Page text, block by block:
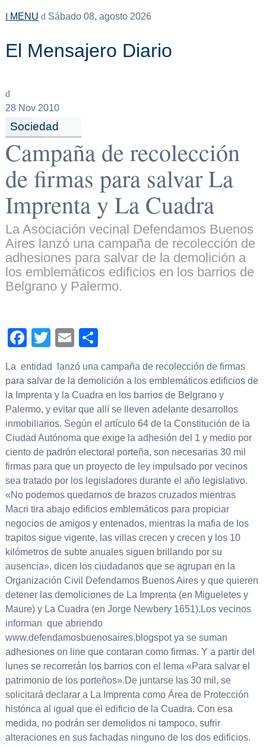
MENU Sábado 08, agosto 2026
El Mensajero Diario
28Nov 2010
Sociedad
Campaña de recolección
de firmas para salvar La
Imprenta y La Cuadra
La Asociación vecinal Defendamos Buenos
Aires lanzó una campaña de recolección de
adhesiones para salvar de la demolición a
los emblemáticos edificios en los barrios de
Belgrano y Palermo.
Facebook
TwitterEmail
La entidad lanzó una campaña de recolección de firmas
para salvar de la demolición a los emblemáticos edificios de
la Imprenta y la Cuadra en los barrios de Belgrano y
Palermo, y evitar que allí se lleven adelante desarrollos
inmobiliarios. Según el artículo 64 de la Constitución de la
Ciudad Autónoma que exige la adhesión del 1 y medio por
ciento de padrón electoral porteña, son necesarias 30 mil
firmas para que un proyecto de ley impulsado por vecinos
sea tratado por los legisladores durante el año legislativo.
«No podemos quedarnos de brazos cruzados mientras
Macri tira abajo edificios emblemáticos para propiciar
negocios de amigos y entenados, mientras la mafia de los
trapitos sigue vigente, las villas crecen y crecen y los 10
kilómetros de subte anuales siguen brillando por su
ausencia», dicen los ciudadanos que se agrupan en la
Organización Civil Defendamos Buenos Aires y que quieren
detener las demoliciones de La Imprenta (en Migueletes y
Maure) y La Cuadra (en Jorge Newbery 1651).Los vecinos
informan que abriendo
www.defendamosbuenosaires.blogspot ya se suman
adhesiones on line que contaran como firmas. Y a partir del
lunes se recorrerán los barrios con el lema «Para salvar el
patrimonio de los porteños».De juntarse las 30 mil, se
solicitará declarar a La Imprenta como Área de Protección
histórica al igual que el edificio de la Cuadra. Con esa
medida, no podrán ser demolidos ni tampoco, sufrir
alteraciones en sus fachadas ninguno de los dos edificios.